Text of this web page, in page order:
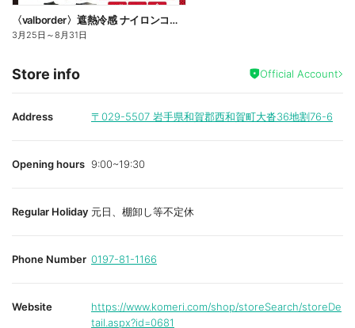
〈valborder〉遮熱冷感 ナイロンコンプレッション
3月25日 ～8月31日
Store info Official Account
Address 〒029-5507 岩手県和賀郡西和賀町大沓36地割76-6
Opening hours 9:00~19:30
Regular Holiday 元日、棚卸し等不定休
Phone Number 0197-81-1166
Website
https://www.komeri.com/shop/storeSearch/storeDe
tail.aspx?id=0681